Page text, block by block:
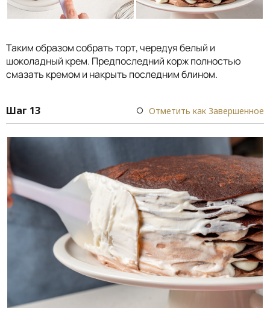
Таким образом собрать торт, чередуя белый и
шоколадный крем. Предпоследний корж полностью
смазать кремом и накрыть последним блином.
Шаг 13 Отметить как Завершенное